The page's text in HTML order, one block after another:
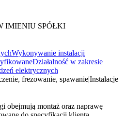
IMIENIU SPÓŁKI
Wykonywanie instalacji
Działalność w zakresie
elektrycznych
frezowanie, spawanieInstalacje
obejmują montaż oraz naprawę